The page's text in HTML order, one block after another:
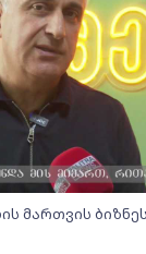
მართვის